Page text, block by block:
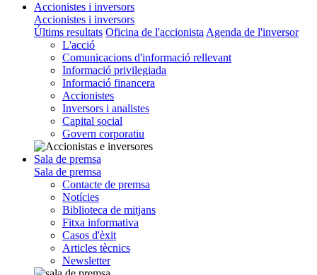
Accionistes i inversors
Accionistes i inversors
Últims resultats Oficina de l'accionista Agenda de l'inversor
L'acció
Comunicacions d'informació rellevant
Informació privilegiada
Informació financera
Accionistes
Inversors i analistes
Capital social
Govern corporatiu
Sala de premsa
Sala de premsa
Contacte de premsa
Notícies
Biblioteca de mitjans
Fitxa informativa
Casos d'èxit
Articles tècnics
Newsletter